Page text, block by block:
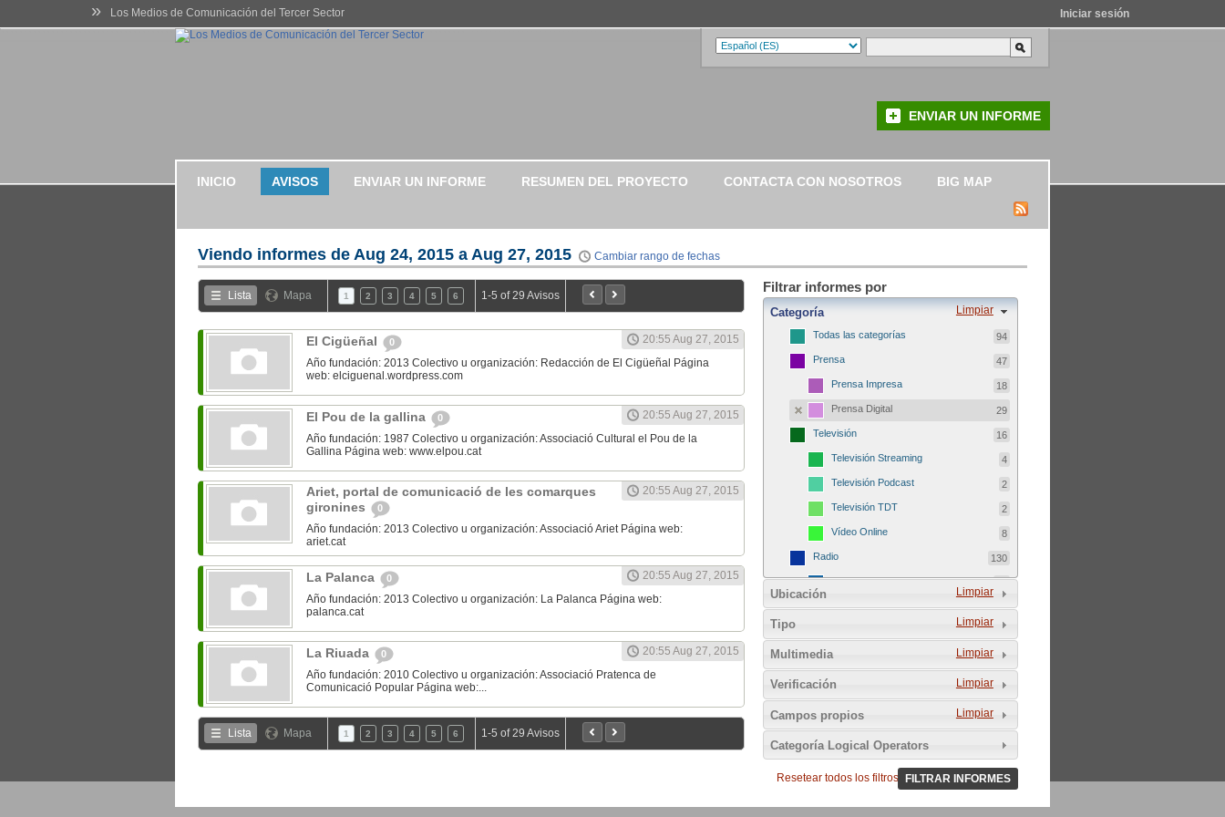
» Los Medios de Comunicación del Tercer Sector Iniciar sesión
ENVIAR UN INFORME
INICIO AVISOS ENVIAR UN INFORME RESUMEN DEL PROYECTO CONTACTA CON NOSOTROS BIG MAP
Viendo informes de Aug 24, 2015 a Aug 27, 2015 Cambiar rango de fechas
Lista Mapa 1 2 3 4 5 6 1-5 of 29 Avisos
El Cigüeñal 0
20:55 Aug 27, 2015
Año fundación: 2013 Colectivo u organización: Redacción de El Cigüeñal Página
web: elciguenal.wordpress.com
El Pou de la gallina 0
20:55 Aug 27, 2015
Año fundación: 1987 Colectivo u organización: Associació Cultural el Pou de la
Gallina Página web: www.elpou.cat
Ariet, portal de comunicació de les comarques
gironines
0
20:55 Aug 27, 2015
Año fundación: 2013 Colectivo u organización: Associació Ariet Página web:
ariet.cat
La Palanca 0
20:55 Aug 27, 2015
Año fundación: 2013 Colectivo u organización: La Palanca Página web:
palanca.cat
La Riuada 0
20:55 Aug 27, 2015
Año fundación: 2010 Colectivo u organización: Associació Pratenca de
Comunicació Popular Página web:...
Lista Mapa 1 2 3 4 5 6 1-5 of 29 Avisos
Filtrar informes por
Limpiar
Categoría
Todas las categorías 94
Prensa 47
Prensa Impresa 18
Prensa Digital 29
Televisión 16
Televisión Streaming 4
Televisión Podcast 2
Televisión TDT 2
Vídeo Online 8
Radio 130
Radio FM 46
Radio Podcast 41
Radio TDT 1
Autodefinición del medio 179
Comunitario
del Tercer Sector 5
Sin ánimo de lucro
Asociativo 9
Limpiar
Ubicación
Limpiar
Tipo
Limpiar
Multimedia
Limpiar
Verificación
Limpiar
Campos propios
Categoría Logical Operators
Resetear todos los filtros FILTRAR INFORMES